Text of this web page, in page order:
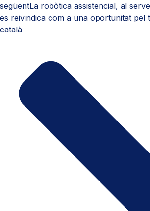
següentLa robòtica assistencial, al
es reivindica com a una oportunitat pel
català